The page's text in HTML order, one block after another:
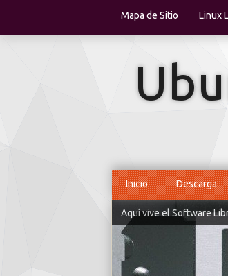
Mapa de Sitio Linux
Inicio Descarga
Aquí vive el Software